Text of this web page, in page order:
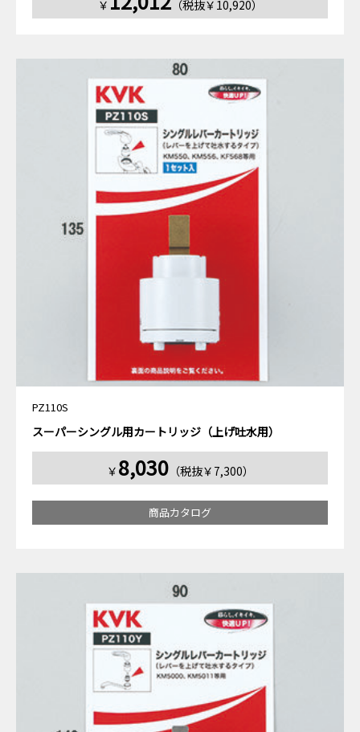
￥ （税抜￥10,920）
PZ110S
スーパーシングル用カートリッジ（上げ吐水用）
￥ 8,030（税抜￥7,300）
商品カタログ